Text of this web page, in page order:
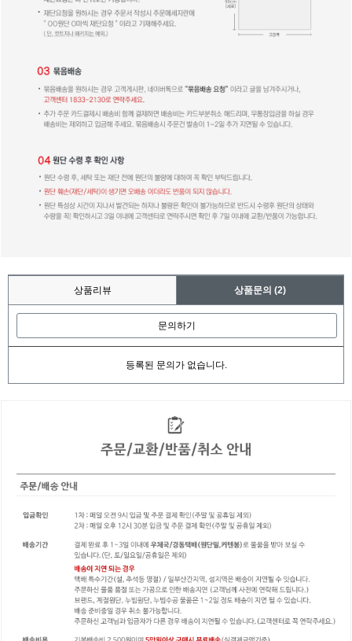
상품리뷰 상품문의 (2)
문의하기
등록된 문의가 없습니다.